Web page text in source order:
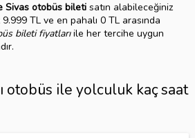
Sivas otobüs biletisatın alabileceğiniz
TL ve en pahalı 0 TL arasında
bileti fiyatlarıile her tercihe uygun
otobüs ile yolculuk kaç saat